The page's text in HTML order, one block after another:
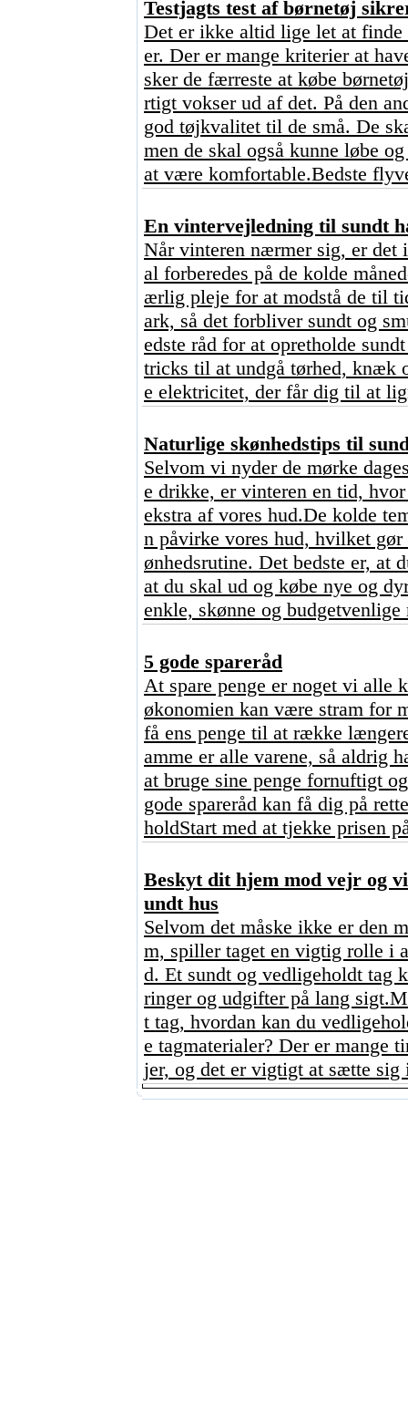
Testjagts test af børnetøj
Det er ikke altid lige let at
er. Der er mange kriterier at
sker de færreste at købe
rtigt vokser ud af det. På den
god tøjkvalitet til de små. De
men de skal også kunne løbe
at være komfortable.Bedste
En vintervejledning til sundt
Når vinteren nærmer sig, er det
al forberedes på de kolde
ærlig pleje for at modstå de til
ark, så det forbliver sundt og
edste råd for at opretholde
tricks til at undgå tørhed, knæk
e elektricitet, der får dig til at
Naturlige skønhedstips til
Selvom vi nyder de mørke
e drikke, er vinteren en tid,
ekstra af vores hud.De kolde
n påvirke vores hud, hvilket
ønhedsrutine. Det bedste er, at
at du skal ud og købe nye og
enkle, skønne og
5 gode spareråd
At spare penge er noget vi alle
økonomien kan være stram for
få ens penge til at række
amme er alle varene, så aldrig
at bruge sine penge fornuftigt
gode spareråd kan få dig på
holdStart med at tjekke prisen
Beskyt dit hjem mod vejr og
undt hus
Selvom det måske ikke er den
m, spiller taget en vigtig rolle i
d. Et sundt og vedligeholdt tag
ringer og udgifter på lang
t tag, hvordan kan du
e tagmaterialer? Der er mange
jer, og det er vigtigt at sætte sig